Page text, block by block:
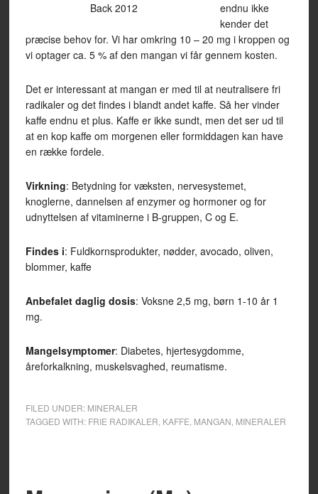
Back 2012
endnu ikke
kender det
præcise behov for. Vi har omkring 10 – 20 mg i kroppen og
vi optager ca. 5 % af den mangan vi får gennem kosten.
Det er interessant at mangan er med til at neutralisere fri
radikaler og det findes i blandt andet kaffe. Så her vinder
kaffe endnu et plus. Kaffe er ikke sundt, men det ser ud til
at en kop kaffe om morgenen eller formiddagen kan have
en række fordele.
Virkning: Betydning for væksten, nervesystemet,
knoglerne, dannelsen af enzymer og hormoner og for
udnyttelsen af vitaminerne i B-gruppen, C og E.
Findes i: Fuldkornsprodukter, nødder, avocado, oliven,
blommer, kaffe
Anbefalet daglig dosis: Voksne 2,5 mg, børn 1-10 år 1
mg.
Mangelsymptomer: Diabetes, hjertesygdomme,
åreforkalkning, muskelsvaghed, reumatisme.
FILED UNDER: MINERALER
TAGGED WITH: FRIE RADIKALER KAFFE MANGAN MINERALER